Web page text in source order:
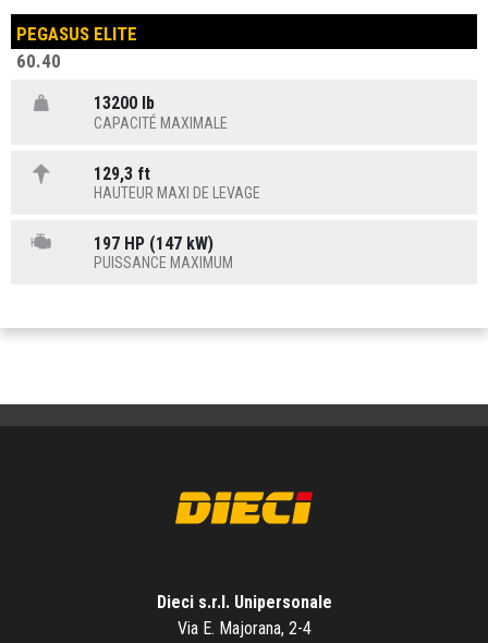
PEGASUS ELITE
60.40
13200 lb
CAPACITÉ MAXIMALE
129,3 ft
HAUTEUR MAXI DE LEVAGE
197 HP (147 kW)
PUISSANCE MAXIMUM
Dieci s.r.l. Unipersonale
Via E. Majorana, 2-4